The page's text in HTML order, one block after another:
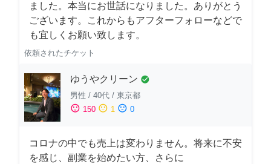
ました。本当にお世話になりました。ありがとう
ございます。これからもアフターフォローなどで
も宜しくお願い致します。
依頼されたチケット
ゆうやクリーン check_circle
男性 / 40代 / 東京都
sentiment_satisfied 150 sentiment_neutral 1 sentiment_dissatisfied 0
コロナの中でも売上は変わりません。将来に不安
を感じ、副業を始めたい方、さらに